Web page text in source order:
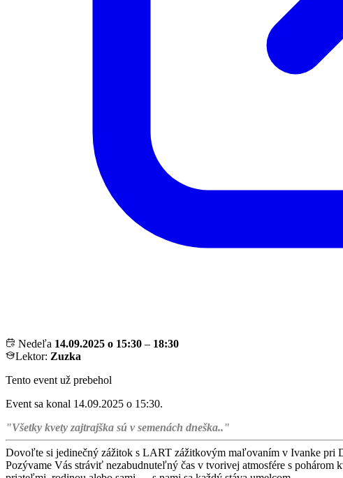
Nedeľa 14.09.2025 o 15:30 – 18:30
Lektor: Zuzka
Tento event už prebehol
Event sa konal 14.09.2025 o 15:30.
"Všetky kvety zajtrajška sú v semenách dneška.."
Dovoľte si jedinečný zážitok s LART zážitkovým maľovaním v Ivanke pri
Pozývame Vás stráviť nezabudnuteľný čas v tvorivej atmosfére s